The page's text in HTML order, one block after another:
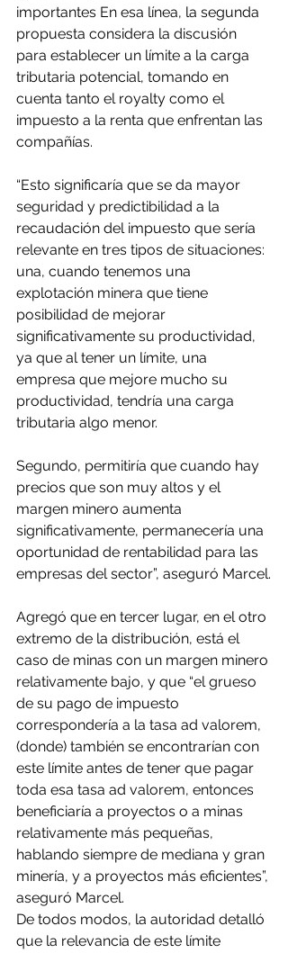
importantes En esa línea, la segunda
propuesta considera la discusión
para establecer un límite a la carga
tributaria potencial, tomando en
cuenta tanto el royalty como el
impuesto a la renta que enfrentan las
compañías.
“Esto significaría que se da mayor
seguridad y predictibilidad a la
recaudación del impuesto que sería
relevante en tres tipos de situaciones:
una, cuando tenemos una
explotación minera que tiene
posibilidad de mejorar
significativamente su productividad,
ya que al tener un límite, una
empresa que mejore mucho su
productividad, tendría una carga
tributaria algo menor.
Segundo, permitiría que cuando hay
precios que son muy altos y el
margen minero aumenta
significativamente, permanecería una
oportunidad de rentabilidad para las
empresas del sector”, aseguró Marcel.
Agregó que en tercer lugar, en el otro
extremo de la distribución, está el
caso de minas con un margen minero
relativamente bajo, y que “el grueso
de su pago de impuesto
correspondería a la tasa ad valorem,
(donde) también se encontrarían con
este límite antes de tener que pagar
toda esa tasa ad valorem, entonces
beneficiaría a proyectos o a minas
relativamente más pequeñas,
hablando siempre de mediana y gran
minería, y a proyectos más eficientes”,
aseguró Marcel.
De todos modos, la autoridad detalló
que la relevancia de este límite